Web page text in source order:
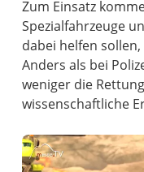
Zum Einsatz
Spezialfahrzeuge
dabei helfen
Anders als bei
weniger die
wissenschaftliche